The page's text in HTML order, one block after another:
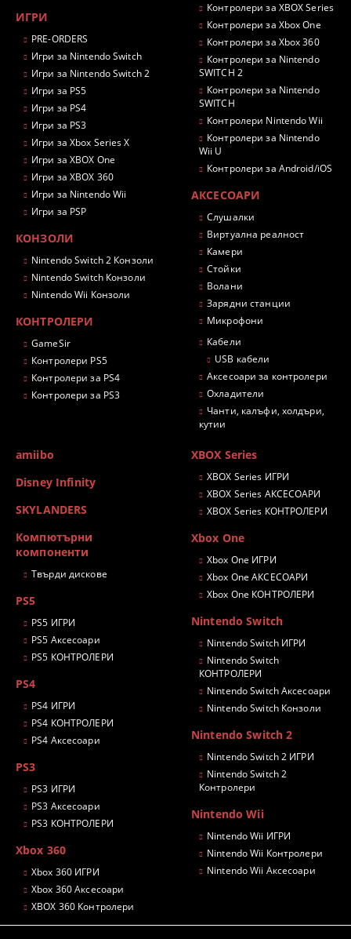
ИГРИ
PRE-ORDERS
Игри за Nintendo Switch
Игри за Nintendo Switch 2
Игри за PS5
Игри за PS4
Игри за PS3
Игри за Xbox Series X
Игри за XBOX One
Игри за XBOX 360
Игри за Nintendo Wii
Игри за PSP
КОНЗОЛИ
Nintendo Switch 2 Конзоли
Nintendo Switch Конзоли
Nintendo Wii Конзоли
КОНТРОЛЕРИ
GameSir
Контролери PS5
Контролери за PS4
Контролери за PS3
Контролери за XBOX Series
Контролери за Xbox One
Контролери за Xbox 360
Контролери за Nintendo
SWITCH 2
Контролери за Nintendo
SWITCH
Контролери Nintendo Wii
Контролери за Nintendo
Wii U
Контролери за Android/iOS
АКСЕСОАРИ
Слушалки
Виртуална реалност
Камери
Стойки
Волани
Зарядни станции
Микрофони
Кабели
USB кабели
Аксесоари за контролери
Охладители
Чанти, калъфи, холдъри,
кутии
amiibo
Disney Infinity
SKYLANDERS
Компютърни
компоненти
Твърди дискове
PS5
PS5 ИГРИ
PS5 Аксесоари
PS5 КОНТРОЛЕРИ
PS4
PS4 ИГРИ
PS4 КОНТРОЛЕРИ
PS4 Аксесоари
PS3
PS3 ИГРИ
PS3 Аксесоари
PS3 КОНТРОЛЕРИ
Xbox 360
Xbox 360 ИГРИ
Xbox 360 Аксесоари
XBOX 360 Контролери
XBOX Series
XBOX Series ИГРИ
XBOX Series АКСЕСОАРИ
XBOX Series КОНТРОЛЕРИ
Xbox One
Xbox One ИГРИ
Xbox One АКСЕСОАРИ
Xbox One КОНТРОЛЕРИ
Nintendo Switch
Nintendo Switch ИГРИ
Nintendo Switch
КОНТРОЛЕРИ
Nintendo Switch Аксесоари
Nintendo Switch Конзоли
Nintendo Switch 2
Nintendo Switch 2 ИГРИ
Nintendo Switch 2
Контролери
Nintendo Wii
Nintendo Wii ИГРИ
Nintendo Wii Контролери
Nintendo Wii Аксесоари